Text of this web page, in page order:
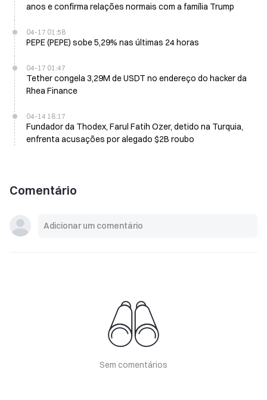
anos e confirma relações normais com a família Trump
04-17 01:58
PEPE (PEPE) sobe 5,29% nas últimas 24 horas
04-17 01:47
Tether congela 3,29M de USDT no endereço do hacker da
Rhea Finance
04-14 18:17
Fundador da Thodex, Farul Fatih Ozer, detido na Turquia,
enfrenta acusações por alegado $2B roubo
Comentário
Sem comentários